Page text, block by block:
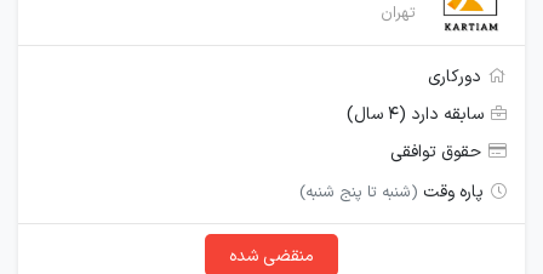
تهران
دورکاری
سابقه دارد (۴ سال)
حقوق توافقی
پاره وقت (شنبه تا پنج شنبه)
منقضی شده